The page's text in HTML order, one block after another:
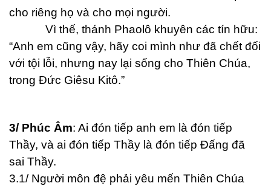
cho riêng họ và cho mọi người.
Vì thế, thánh Phaolô khuyên các tín hữu:
“Anh em cũng vậy, hãy coi mình như đã chết đối
với tội lỗi, nhưng nay lại sống cho Thiên Chúa,
trong Đức Giêsu Kitô.”
3/ Phúc Âm: Ai đón tiếp anh em là đón tiếp
Thầy, và ai đón tiếp Thầy là đón tiếp Đấng đã
sai Thầy.
3.1/ Người môn đệ phải yêu mến Thiên Chúa